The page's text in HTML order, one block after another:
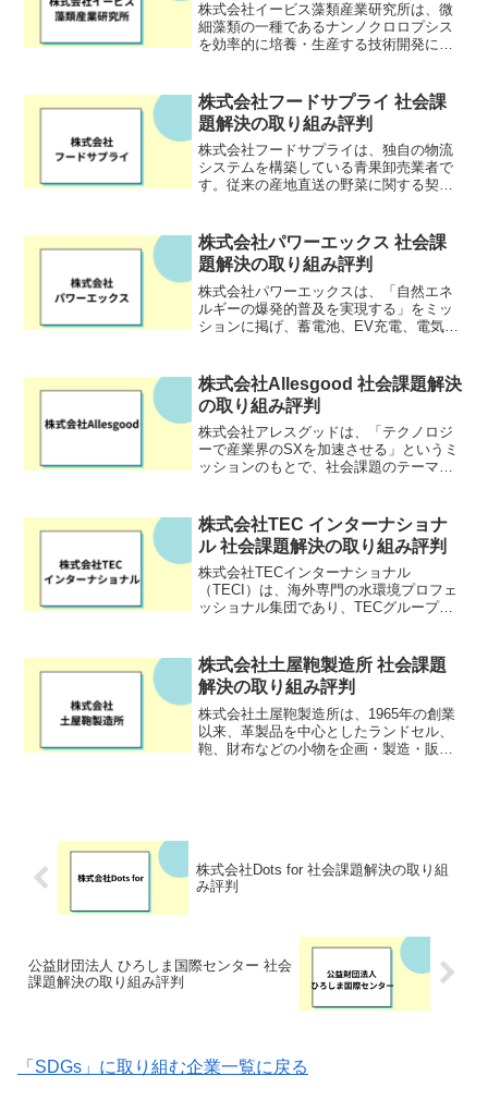
株式会社イービス藻類産業研究所は、微
細藻類の一種であるナンノクロロプシス
を効率的に培養・生産する技術開発に取
を提供するなど、地域と深く連携。東日
本大震災で甚大な被害を受...
株式会社フードサプライ 社会課
題解決の取り組み評判
株式会社フードサプライは、独自の物流
システムを構築している青果卸売業者で
す。従来の産地直送の野菜に関する契約
ドサプライは、産直品を希望する顧客と
生産者を橋渡しして高品質...
株式会社パワーエックス 社会課
題解決の取り組み評判
株式会社パワーエックスは、「自然エネ
ルギーの爆発的普及を実現する」をミッ
ションに掲げ、蓄電池、EV充電、電気運
する再生可能エネルギーの普及には、電
力需要が少ない時間帯に...
株式会社Allesgood 社会課題解決
の取り組み評判
株式会社アレスグッドは、「テクノロジ
ーで産業界のSXを加速させる」というミ
ッションのもとで、社会課題のテーマか
活」は、ジェンダー平等、気候変動、地
方創生などの社会課題に取り...
株式会社TEC インターナショナ
ル 社会課題解決の取り組み評判
株式会社TECインターナショナル
（TECI）は、海外専門の水環境プロフェ
ッショナル集団であり、TECグループの
2012年に独立して設立され、60年以上の
歴史を持つTEC...
株式会社土屋鞄製造所 社会課題
解決の取り組み評判
株式会社土屋鞄製造所は、1965年の創業
以来、革製品を中心としたランドセル、
鞄、財布などの小物を企画・製造・販売
株式会社Dots for 社会課題解決の取り組
み評判
公益財団法人 ひろしま国際センター 社会
課題解決の取り組み評判
「SDGs」に取り組む企業一覧に戻る